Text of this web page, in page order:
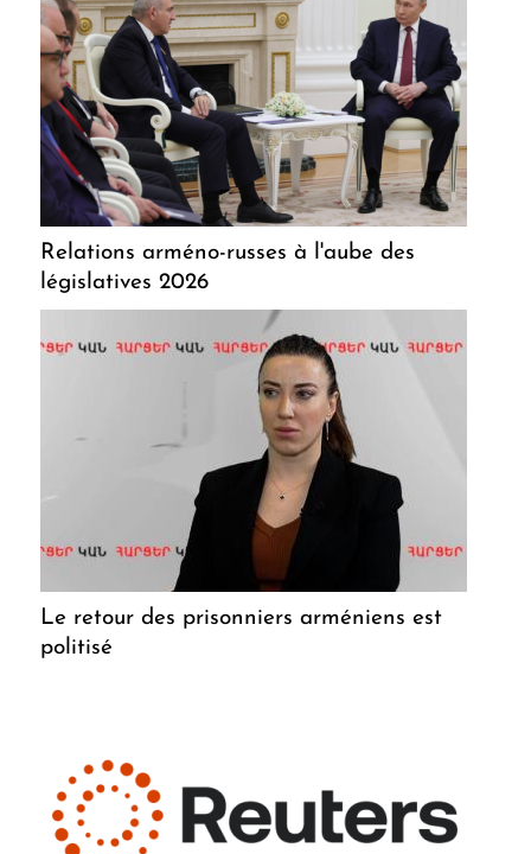
Relations arméno-russes à l'aube des
législatives 2026
Le retour des prisonniers arméniens est
politisé